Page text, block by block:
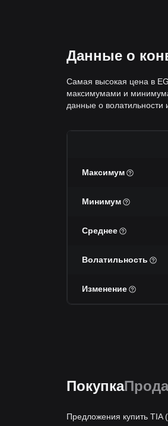
Данные о
Самая высокая цена в
максимумами и
данные о волатильности
Максимум
Минимум
Среднее
Волатильность
Изменение
Покупка
Предложения купить TIA